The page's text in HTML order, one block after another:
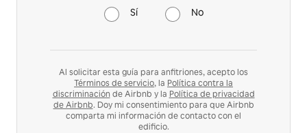
Sí No
Al solicitar esta guía para anfitriones, acepto los
Términos de servicio, la Política contra la
discriminación de Airbnb y la Política de privacidad
de Airbnb. Doy mi consentimiento para que Airbnb
comparta mi información de contacto con el
edificio.